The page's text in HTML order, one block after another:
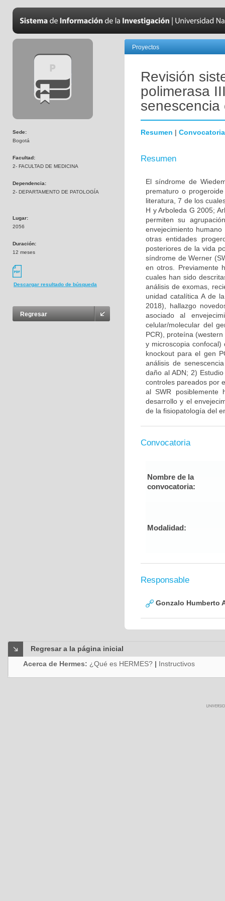
Sede:
Bogotá
Facultad:
2- FACULTAD DE MEDICINA
Dependencia:
2- DEPARTAMENTO DE PATOLOGÍA
Lugar:
2056
Duración:
12 meses
Descargar resultado de búsqueda
Regresar
Proyectos
Revisión
polimerasa
senescencia
Resumen | Convocatoria
Resumen
El síndrome de
prematuro o
literatura, 7 de los
H y Arboleda G 2005;
permiten su
envejecimiento
otras entidades
posteriores de la vida
síndrome de Werner
en otros. Previamente
cuales han sido
análisis de exomas,
unidad catalítica A de
2018), hallazgo
asociado al
celular/molecular del
PCR), proteína
y microscopia
knockout para el gen
análisis de
daño al ADN; 2)
controles pareados por
al SWR posiblemente
desarrollo y el
de la fisiopatología del
Convocatoria
Nombre de la
convocatoria:
Modalidad:
Responsable
Gonzalo Humberto
Regresar a la página inicial
Acerca de Hermes: ¿Qué es HERMES? | Instructivos